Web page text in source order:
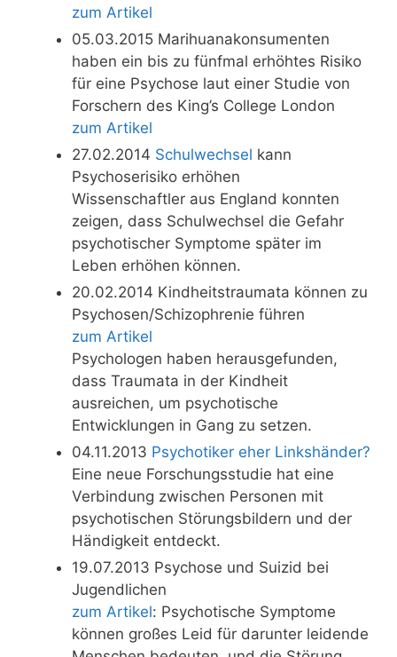
zum Artikel
05.03.2015 Marihuanakonsumenten
haben ein bis zu fünfmal erhöhtes Risiko
für eine Psychose laut einer Studie von
Forschern des King’s College London
zum Artikel
27.02.2014 Schulwechsel kann
Psychoserisiko erhöhen
Wissenschaftler aus England konnten
zeigen, dass Schulwechsel die Gefahr
psychotischer Symptome später im
Leben erhöhen können.
20.02.2014 Kindheitstraumata können zu
Psychosen/Schizophrenie führen
zum Artikel
Psychologen haben herausgefunden,
dass Traumata in der Kindheit
ausreichen, um psychotische
Entwicklungen in Gang zu setzen.
04.11.2013 Psychotiker eher Linkshänder?
Eine neue Forschungsstudie hat eine
Verbindung zwischen Personen mit
psychotischen Störungsbildern und der
Händigkeit entdeckt.
19.07.2013 Psychose und Suizid bei
Jugendlichen
zum Artikel: Psychotische Symptome
können großes Leid für darunter leidende